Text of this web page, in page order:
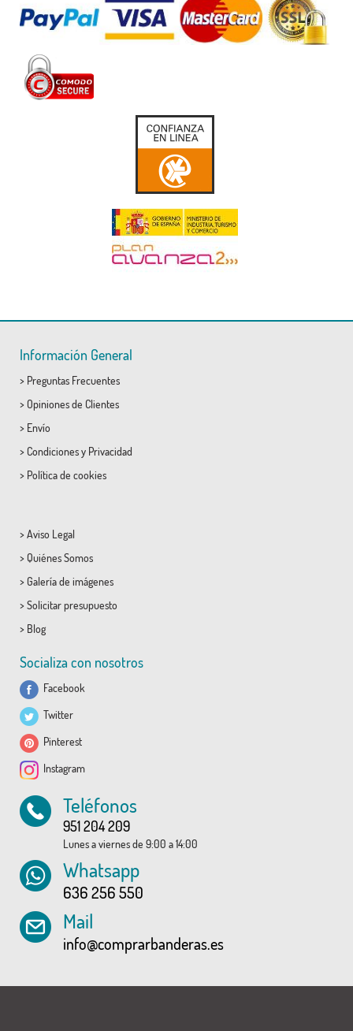
Información General
> Preguntas Frecuentes
> Opiniones de Clientes
> Envío
> Condicionesy Privacidad
> Política de cookies
> Aviso Legal
> Quiénes Somos
> Galería de imágenes
> Solicitar presupuesto
> Blog
Socializa con nosotros
Facebook
Twitter
Pinterest
Instagram
Teléfonos
951 204 209
Lunes a viernes de 9:00 a 14:00
Whatsapp
636 256 550
Mail
info@comprarbanderas.es